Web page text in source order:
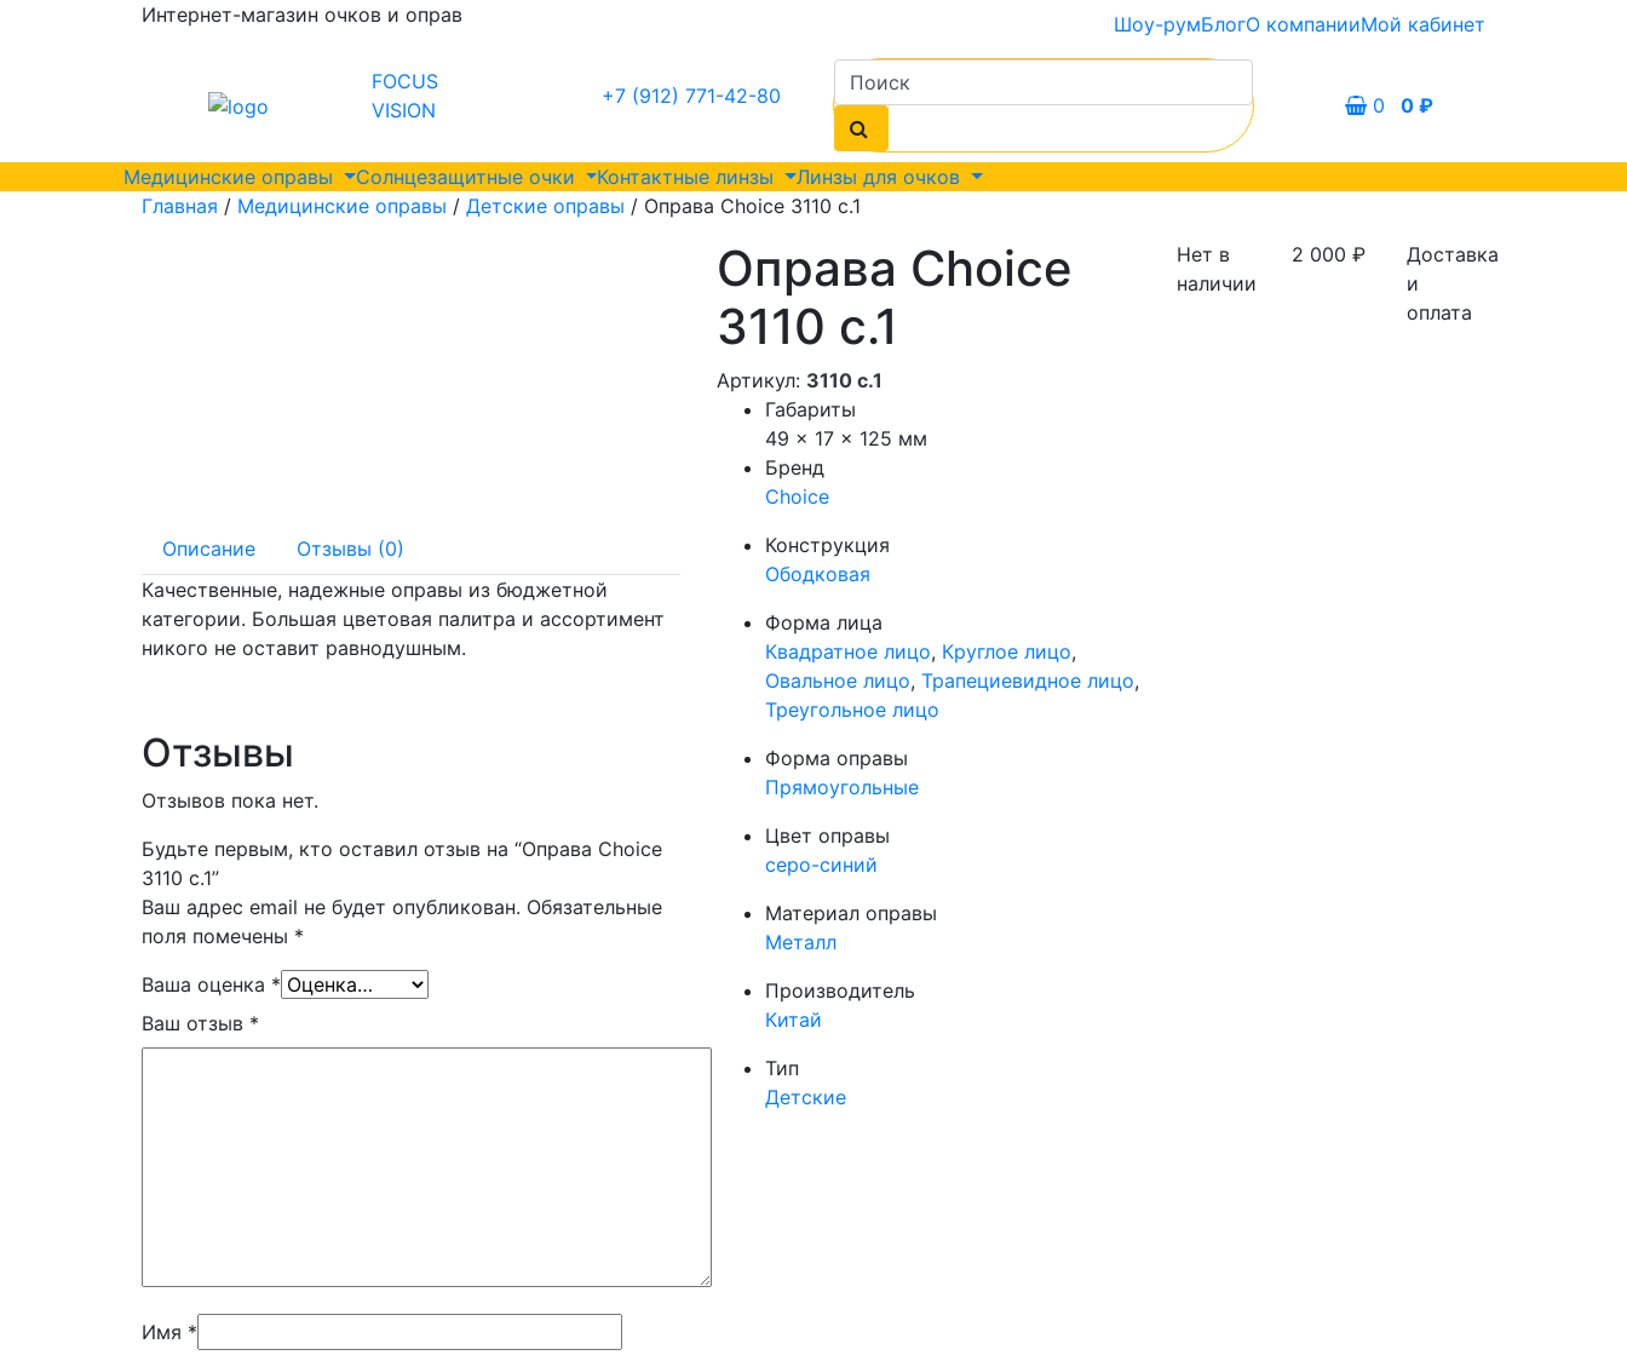
Интернет-магазин очков и оправ Шоу-румБлогО компанииМой кабинет
FOCUS
VISION
+7 (912) 771-42-80 0 0 ₽
Медицинские оправы Солнцезащитные очки Контактные линзы
Линзы для очков
Главная / Медицинские оправы / Детские оправы / Оправа Choice 3110 с.1
Описание
Отзывы (0)
Качественные, надежные оправы из бюджетной
категории. Большая цветовая палитра и ассортимент
никого не оставит равнодушным.
Отзывы
Отзывов пока нет.
Будьте первым, кто оставил отзыв на “Оправа Choice
3110 с.1”
Ваш адрес email не будет опубликован. Обязательные
поля помечены *
Ваша оценка *
Ваш отзыв *
Имя *
Оправа Choice
3110 с.1
Артикул: 3110 с.1
Габариты
49 × 17 × 125 мм
Бренд
Choice
Конструкция
Ободковая
Форма лица
Квадратное лицо, Круглое лицо,
Овальное лицо, Трапециевидное лицо,
Треугольное лицо
Форма оправы
Прямоугольные
Цвет оправы
серо-синий
Материал оправы
Металл
Производитель
Китай
Тип
Детские
Нет в
наличии
2 000 ₽
Доставка
и
оплата